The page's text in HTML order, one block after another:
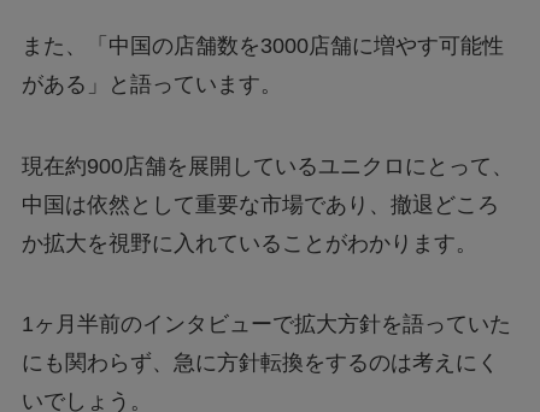
また、「中国の店舗数を3000店舗に増やす可能性
がある」と語っています。
現在約900店舗を展開しているユニクロにとって、
中国は依然として重要な市場であり、撤退どころ
か拡大を視野に入れていることがわかります。
1ヶ月半前のインタビューで拡大方針を語っていた
にも関わらず、急に方針転換をするのは考えにく
いでしょう。